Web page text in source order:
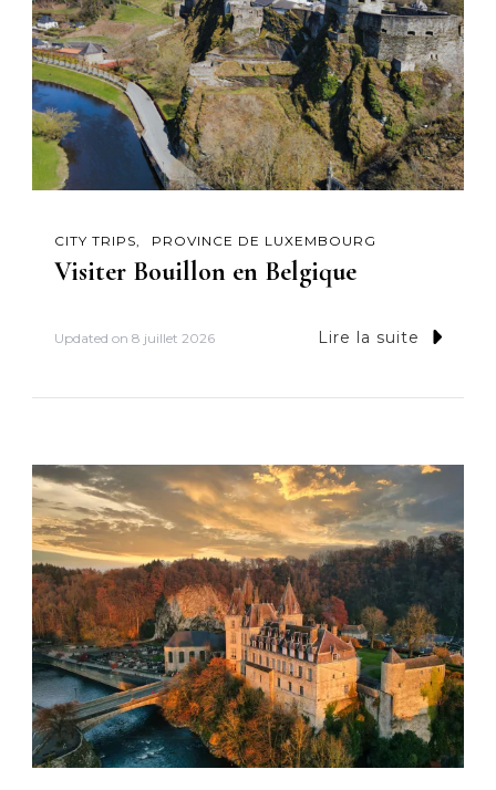
CITY TRIPS PROVINCE DE LUXEMBOURG
Visiter Bouillon en Belgique
Updated on 8 juillet 2026 Lire la suite